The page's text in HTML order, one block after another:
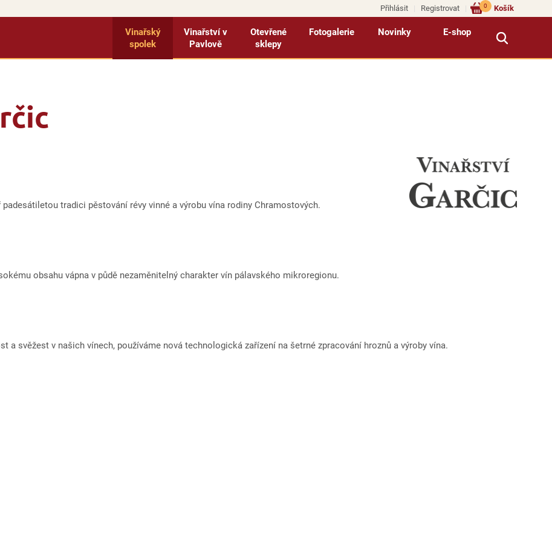
Přihlásit Registrovat Košík
0
Vinařský
spolek
Vinařství v
Pavlově
Otevřené
sklepy
Fotogalerie Novinky E-shop
tradici pěstování révy vinné a výrobu vína rodiny Chramostových.
obsahu vápna v půdě nezaměnitelný charakter vín pálavského mikroregionu.
svěžest v našich vínech, používáme nová technologická zařízení na šetrné zpracování hroznů a výroby vína.